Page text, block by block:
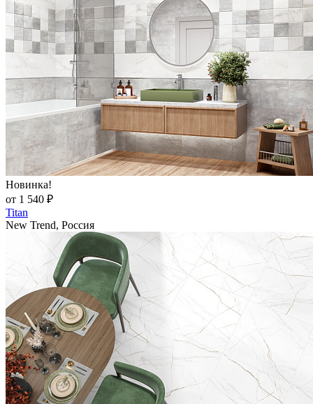
Новинка!
от 1 540 ₽
Titan
New Trend, Россия